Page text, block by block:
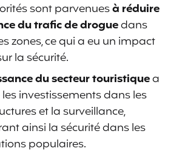
sont parvenuesà réduire
du trafic de droguedans
zones, ce qui a eu un impact
la sécurité.
du secteur touristiquea
investissements dans les
et la surveillance,
ainsi la sécurité dans les
populaires.